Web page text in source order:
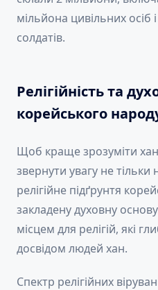
мільйона цивільних осіб
солдатів.
Релігійність та
корейського
Щоб краще зрозуміти
звернути увагу не тільки
релігійне підґрунтя
закладену духовну
місцем для релігій, які
досвідом людей хан.
Спектр релігійних